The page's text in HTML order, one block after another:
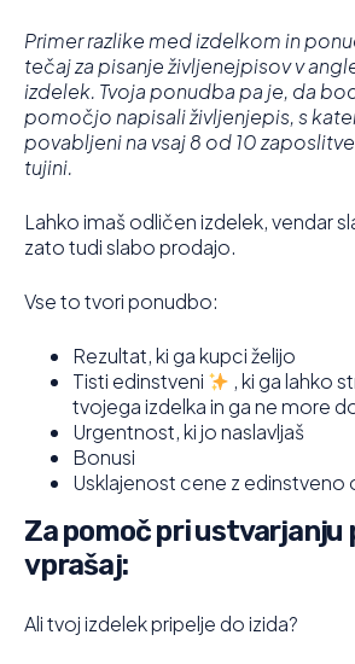
Primer razlike med izdelkom in
tečaj za pisanje življenejpisov v
izdelek. Tvoja ponudba pa je, da
pomočjo napisali življenjepis, s
povabljeni na vsaj 8 od 10
tujini.
Lahko imaš odličen izdelek, vendar
zato tudi slabo prodajo.
Vse to tvori ponudbo:
Rezultat, ki ga kupci želijo
Tisti edinstveni
, ki ga lahko
tvojega izdelka in ga ne more
Urgentnost, ki jo naslavljaš
Bonusi
Usklajenost cene z edinstveno
Za pomoč pri ustvarjanju
vprašaj:
Ali tvoj izdelek pripelje do izida?